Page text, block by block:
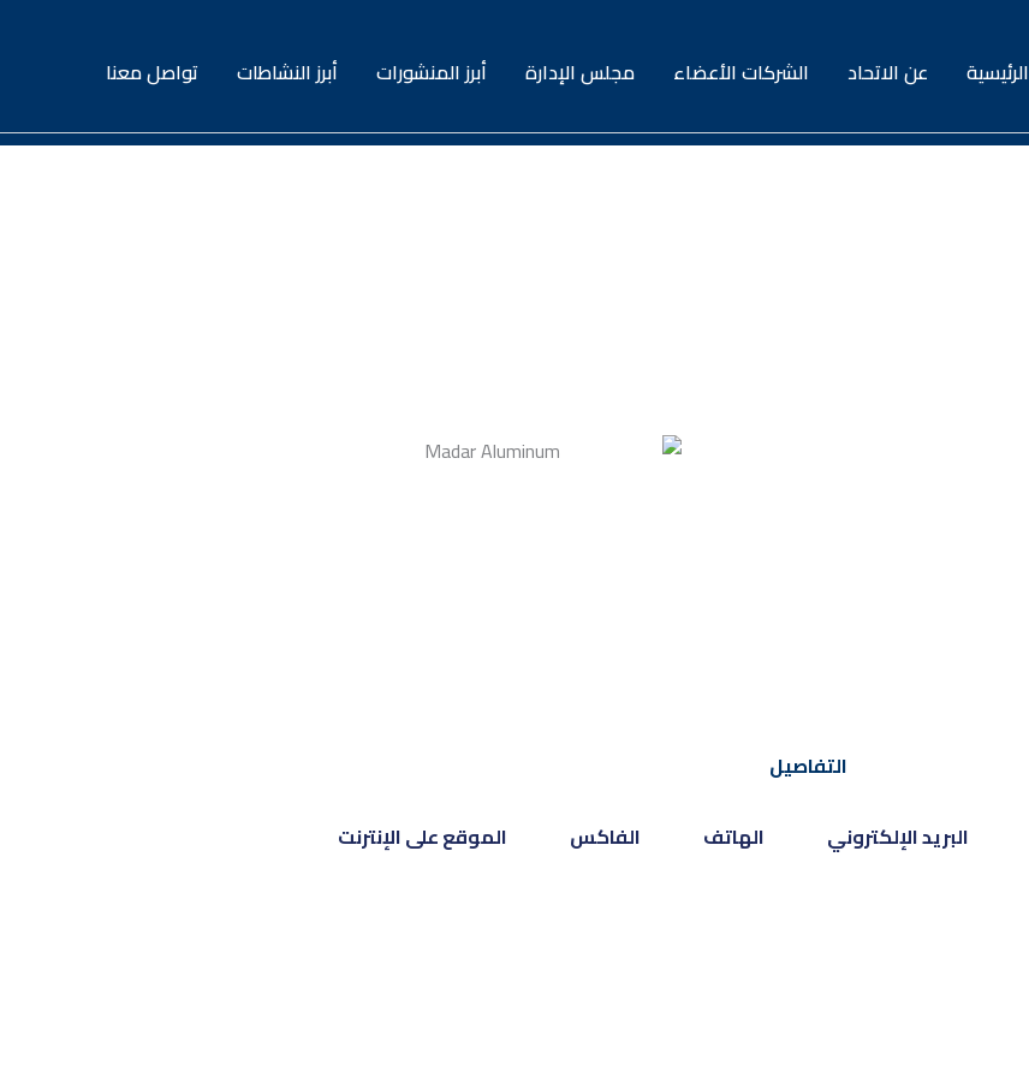
الرئيسية عن الاتحاد الشركات الأعضاء مجلس الإدارة أبرز المنشورات أبرز النشاطات تواصل معنا
التفاصيل
البريد الإلكتروني الهاتف الفاكس الموقع على الإنترنت